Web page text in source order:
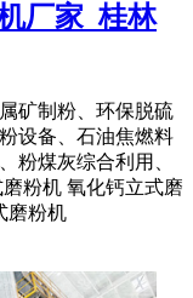
厂家_桂林
矿制粉、环保脱硫
设备、石油焦燃料
粉煤灰综合利用、
粉机 氧化钙立式磨
磨粉机